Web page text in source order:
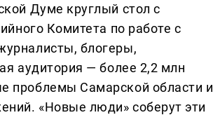
Думе круглый стол с
Комитета по работе с
блогеры,
аудитория — более 2,2 млн
проблемы Самарской области и
«Новые люди» соберут эти